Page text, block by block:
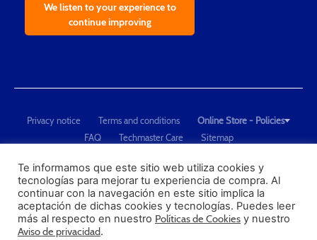
We listen to your experience to
continue improving
Privacy notice Terms and conditions
Online Store - Policies
FAQ
Techmaster Care
Sitemap
"Techmaster de México is The Global Leader in Test Equipment Solutions -
Calibration, Dimensional Measurement and Testing"
PROFECO
CONDUSEF
Te informamos que este sitio web utiliza cookies y
tecnologías para mejorar tu experiencia de compra. Al
continuar con la navegación en este sitio implica la
aceptación de dichas cookies y tecnologías. Puedes leer
más al respecto en nuestro Políticas de Cookies y nuestro
Aviso de privacidad.